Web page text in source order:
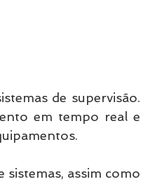
de supervisão.
em tempo real e
assim como